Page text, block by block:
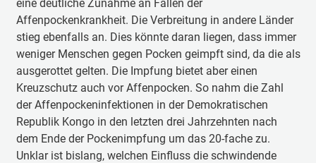
eine deutliche Zunahme an Fällen der
Affenpockenkrankheit. Die Verbreitung in andere Länder
stieg ebenfalls an. Dies könnte daran liegen, dass immer
weniger Menschen gegen Pocken geimpft sind, da die als
ausgerottet gelten. Die Impfung bietet aber einen
Kreuzschutz auch vor Affenpocken. So nahm die Zahl
der Affenpockeninfektionen in der Demokratischen
Republik Kongo in den letzten drei Jahrzehnten nach
dem Ende der Pockenimpfung um das 20-fache zu.
Unklar ist bislang, welchen Einfluss die schwindende